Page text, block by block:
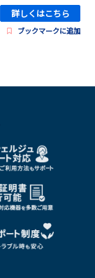
詳しくはこちら
ブックマークに追加